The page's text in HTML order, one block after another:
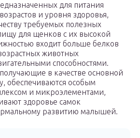
для питания
и уровня здоровья,
требуемых полезных
для щенков с их высокой
входит больше белков
животных
способностями.
в качестве основной
обеспечиваются особым
и микроэлементами,
здоровье самок
развитию малышей.